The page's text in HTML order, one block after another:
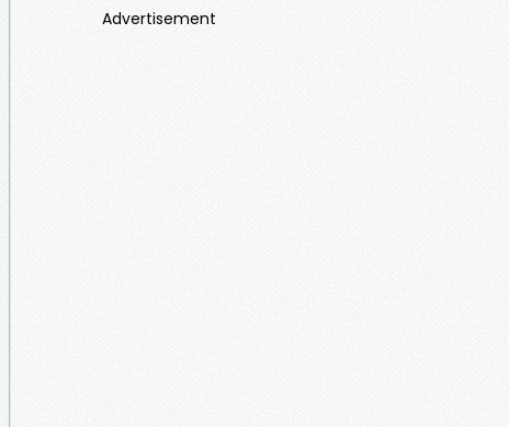
Advertisement